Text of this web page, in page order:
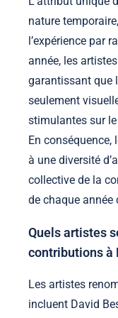
nature
l’expérience par
année, les
garantissant que
seulement
stimulantes sur
En conséquence,
à une diversité
collective de la
de chaque
Quels artistes
contributions à
Les artistes
incluent David